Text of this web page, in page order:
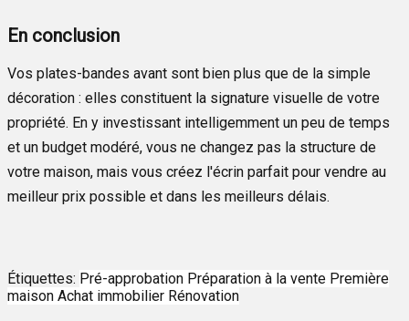
En conclusion
Vos plates-bandes avant sont bien plus que de la simple
décoration : elles constituent la signature visuelle de votre
propriété. En y investissant intelligemment un peu de temps
et un budget modéré, vous ne changez pas la structure de
votre maison, mais vous créez l'écrin parfait pour vendre au
meilleur prix possible et dans les meilleurs délais.
Étiquettes: Pré-approbation Préparation à la vente Première
maison Achat immobilier Rénovation